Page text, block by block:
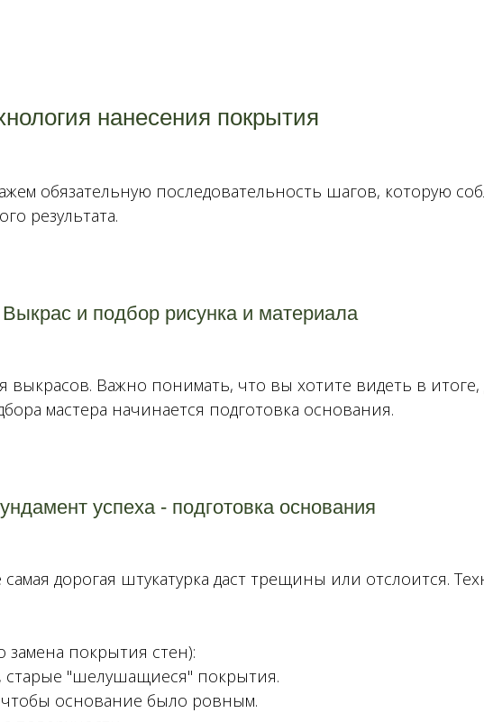
нанесения покрытия
обязательную последовательность шагов, которую
результата.
и подбор рисунка и материала
выкрасов. Важно понимать, что вы хотите видеть в итоге,
мастера начинается подготовка основания.
успеха - подготовка основания
дорогая штукатурка даст трещины или отслоится.
замена покрытия стен):
"шелушащиеся" покрытия.
основание было ровным.